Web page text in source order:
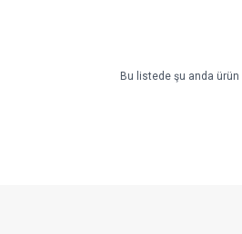
Bu listede şu anda